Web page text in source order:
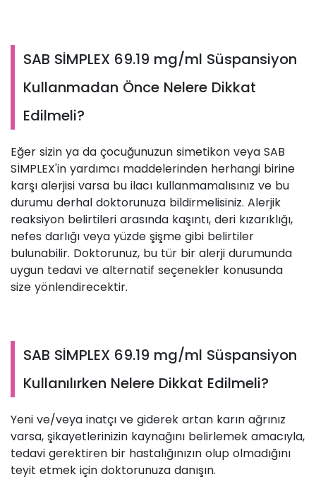
SAB SİMPLEX 69.19 mg/ml Süspansiyon
Kullanmadan Önce Nelere Dikkat
Edilmeli?
Eğer sizin ya da çocuğunuzun simetikon veya SAB
SİMPLEX'in yardımcı maddelerinden herhangi birine
karşı alerjisi varsa bu ilacı kullanmamalısınız ve bu
durumu derhal doktorunuza bildirmelisiniz. Alerjik
reaksiyon belirtileri arasında kaşıntı, deri kızarıklığı,
nefes darlığı veya yüzde şişme gibi belirtiler
bulunabilir. Doktorunuz, bu tür bir alerji durumunda
uygun tedavi ve alternatif seçenekler konusunda
size yönlendirecektir.
SAB SİMPLEX 69.19 mg/ml Süspansiyon
Kullanılırken Nelere Dikkat Edilmeli?
Yeni ve/veya inatçı ve giderek artan karın ağrınız
varsa, şikayetlerinizin kaynağını belirlemek amacıyla,
tedavi gerektiren bir hastalığınızın olup olmadığını
teyit etmek için doktorunuza danışın.